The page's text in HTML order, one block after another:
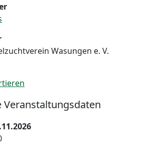
Wasungen e. V.
Veranstaltungsdaten